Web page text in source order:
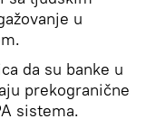
u
da su banke u
prekogranične
sistema.